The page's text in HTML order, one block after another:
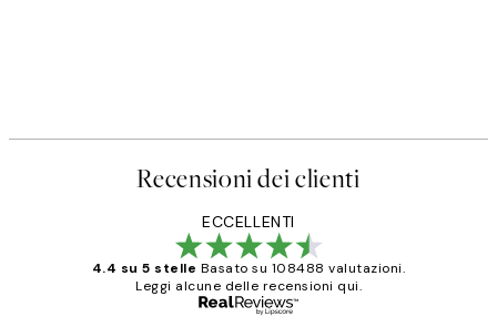
Recensioni dei clienti
ECCELLENTI
4.4 su 5 stelle Basato su 108488 valutazioni.
Leggi alcune delle recensioni qui.